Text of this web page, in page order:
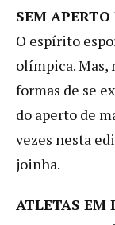
SEM
O espírito
olímpica. Mas,
formas de se
do aperto de
vezes nesta
joinha.
ATLETAS EM